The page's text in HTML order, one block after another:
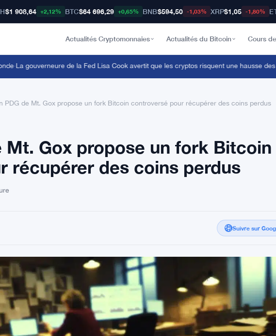
$1 908,64 +2,12% BTC$64 696,29 +0,65% BNB$594,50 -1,03% XRP$1,05 -1,80%
Actualités Cryptomonnaies Actualités du Bitcoin Cours
·La gouverneure de la Fed Lisa Cook avertit que les cryptos risquent une hausse des
PDG de Mt. Gox propose un fork Bitcoin controversé pour récupérer des coins perdus
Mt. Gox propose un fork Bitcoin
récupérer des coins perdus
Suivre sur